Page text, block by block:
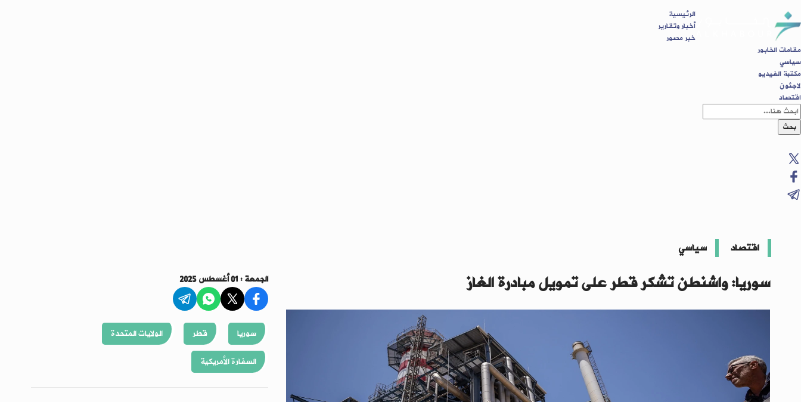
الرئيسية
أخبار وتقارير
خبر مصور
مقامات الخابور
سياسي
مكتبة الفيديو
لاجئون
اقتصاد
بحث
اقتصاد سياسي
سوريا: واشنطن تشكر قطر على تمويل مبادرة الغاز الجمعة : 01 أغسطس 2025
سوريا قطر
الولايات المتحدة
السفارة الأمريكية